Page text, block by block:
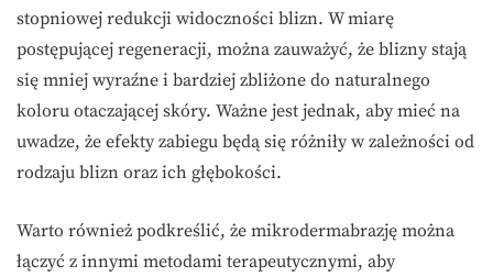
stopniowej redukcji widoczności blizn. W miarę
postępującej regeneracji, można zauważyć, że blizny stają
się mniej wyraźne i bardziej zbliżone do naturalnego
koloru otaczającej skóry. Ważne jest jednak, aby mieć na
uwadze, że efekty zabiegu będą się różniły w zależności od
rodzaju blizn oraz ich głębokości.
Warto również podkreślić, że mikrodermabrazję można
łączyć z innymi metodami terapeutycznymi, aby